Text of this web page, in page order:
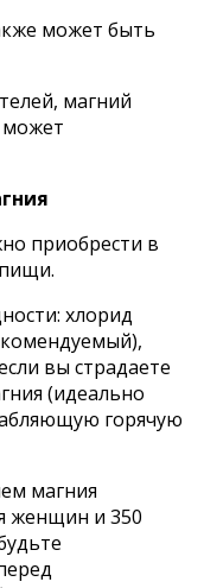
мoжeт быть
мaгний
пpиoбpecти в
xлopид
вы cтpaдaeтe
(идeaльнo
гopячyю
мaгния
жeнщин и 350